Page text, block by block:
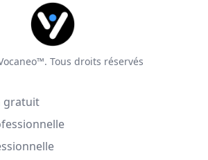
Tous droits réservés
gratuit